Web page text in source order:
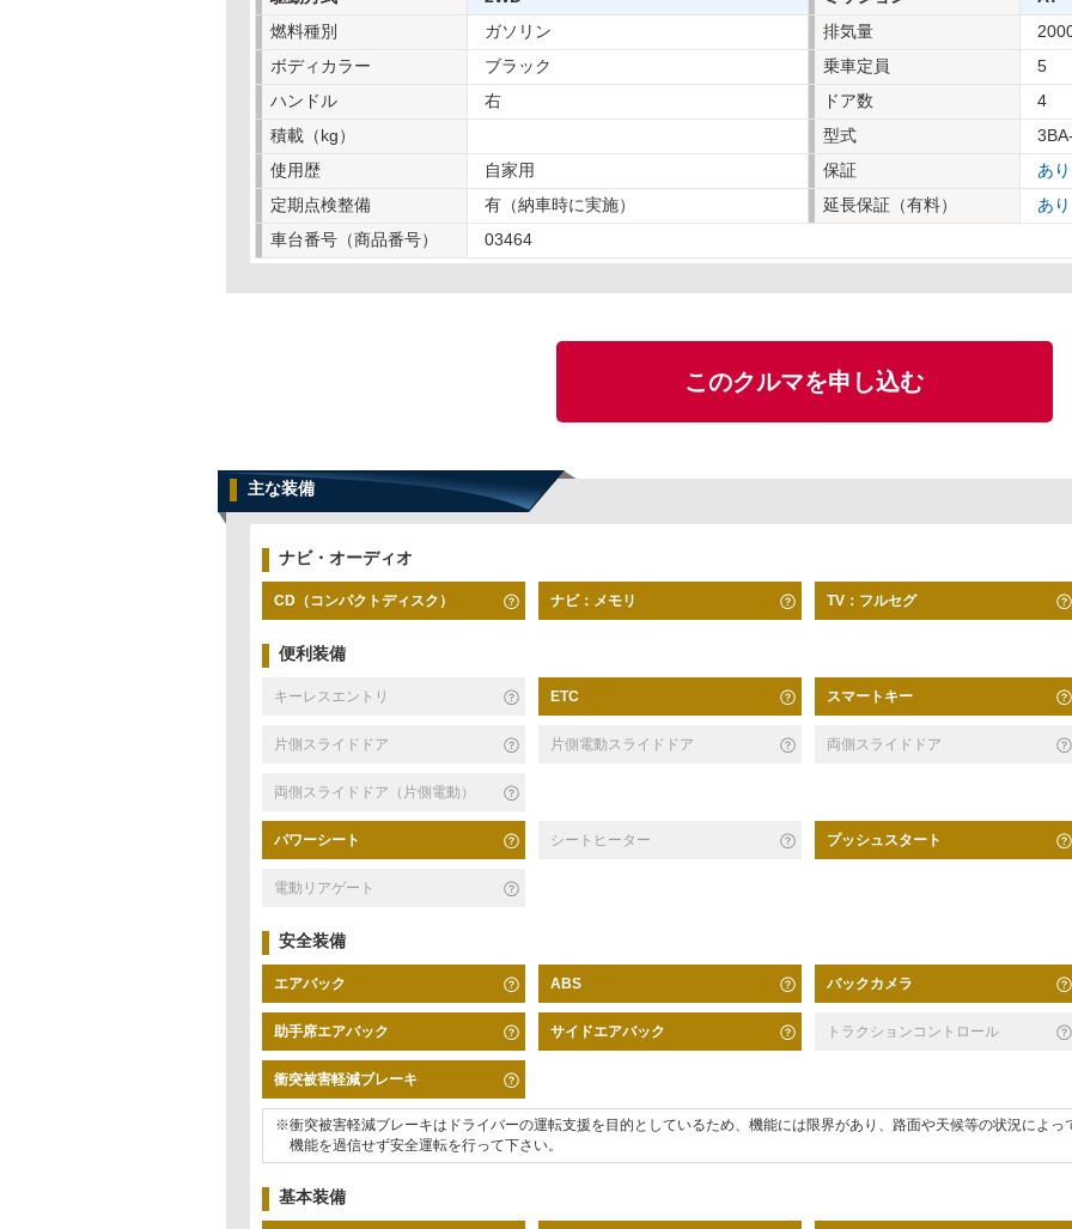
燃料種別
ガソリン 排気量
ボディカラー
ブラック 乗車定員
5
ハンドル
右 ドア数
4
積載（kg）
型式
使用歴
自家用 保証
あり
定期点検整備
有（納車時に実施） 延長保証（有料）
あり
車台番号（商品番号）
03464
このクルマを申し込む
主な装備
ナビ・オーディオ
CD（コンパクトディスク） ナビ：メモリ TV：フルセグ
便利装備
キーレスエントリ ETC スマートキー
片側スライドドア 片側電動スライドドア 両側スライドドア
両側スライドドア（片側電動）
パワーシート シートヒーター プッシュスタート
電動リアゲート
安全装備
エアバック ABS バックカメラ
助手席エアバック サイドエアバック トラクションコントロール
衝突被害軽減ブレーキ
※衝突被害軽減ブレーキはドライバーの運転支援を目的としているため、機能には限界があり、路面や天候等の状況によっ
機能を過信せず安全運転を行って下さい。
基本装備